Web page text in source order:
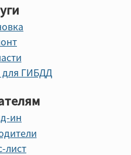
ГИБДД
ин
лист